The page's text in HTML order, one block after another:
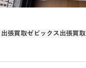
出張買取ゼビックス出張買取